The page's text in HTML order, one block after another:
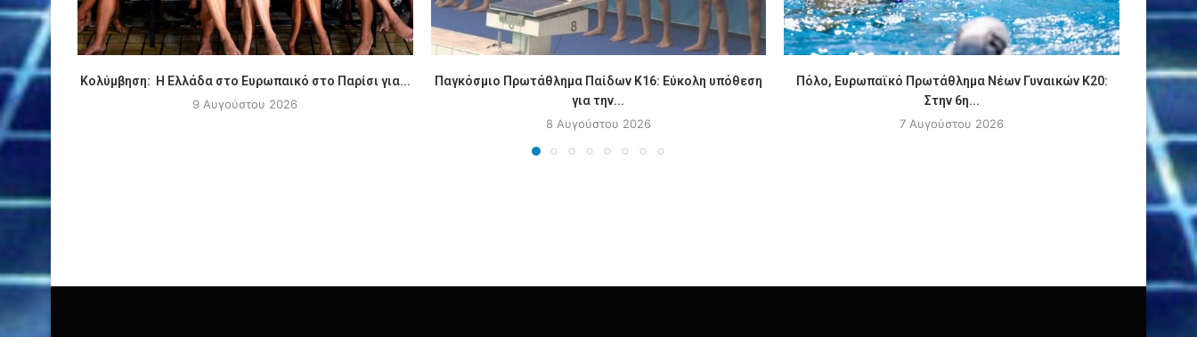
Κολύμβηση: Η Ελλάδα στο Ευρωπαικό στο Παρίσι για...
9 Αυγούστου 2026
Παγκόσμιο Πρωτάθλημα Παίδων Κ16: Εύκολη υπόθεση
για την...
8 Αυγούστου 2026
Πόλο, Ευρωπαϊκό Πρωτάθλημα Νέων Γυναικών Κ20:
Στην 6η...
7 Αυγούστου 2026